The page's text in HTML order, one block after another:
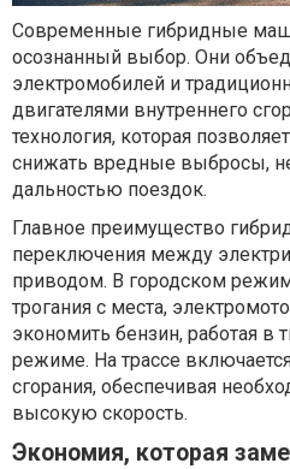
Современные гибридные
осознанный выбор. Они
электромобилей и
двигателями внутреннего
технология, которая
снижать вредные выбросы,
дальностью поездок.
Главное преимущество
переключения между
приводом. В городском
трогания с места,
экономить бензин, работая в
режиме. На трассе
сгорания, обеспечивая
высокую скорость.
Экономия, которая